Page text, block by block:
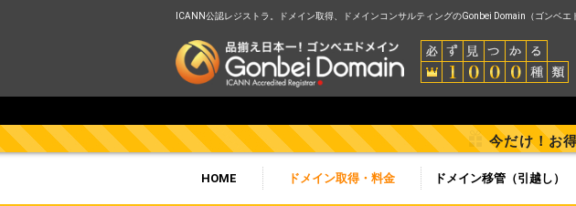
ICANN公認レジストラ。ドメイン取得、ドメインコンサルティングのGonbei Domain（ゴンベエ
今だけ！お
HOME ドメイン取得・料金 ドメイン移管（引越し）